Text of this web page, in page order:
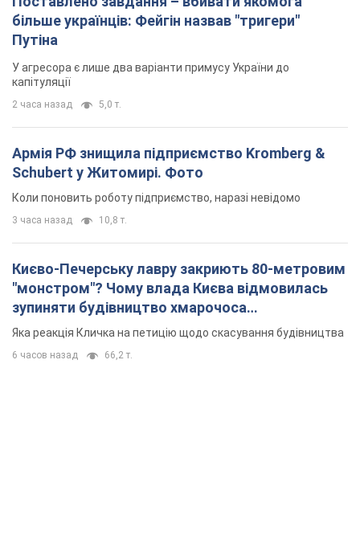
більше українців: Фейгін назвав "тригери"
Путіна
У агресора є лише два варіанти примусу України до
капітуляції
2 часа назад 5,0 т.
Армія РФ знищила підприємство Kromberg &
Schubert у Житомирі. Фото
Коли поновить роботу підприємство, наразі невідомо
3 часа назад 10,8 т.
Києво-Печерську лавру закриють 80-метровим
"монстром"? Чому влада Києва відмовилась
зупиняти будівництво хмарочоса
"московського вірянина"
Яка реакція Кличка на петицію щодо скасування будівництва
6 часов назад 66,2 т.